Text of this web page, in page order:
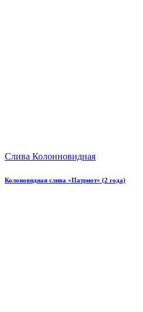
Слива Колонновидная
Колоновидная слива «Патриот» (2 года)